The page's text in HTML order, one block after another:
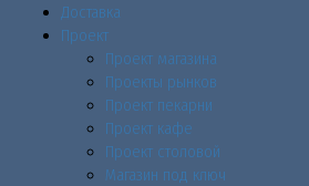
Доставка
Проект
Проект магазина
Проекты рынков
Проект пекарни
Проект кафе
Проект столовой
Магазин под ключ